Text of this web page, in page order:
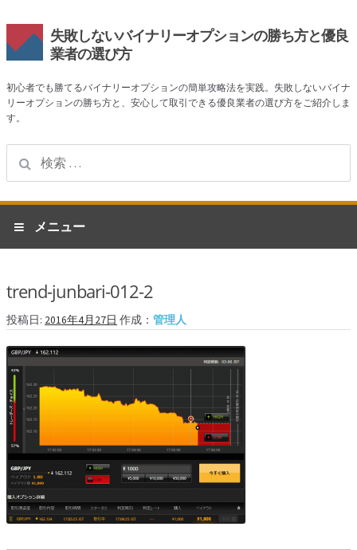
失敗しないバイナリーオプションの勝ち方と優良
業者の選び方
初心者でも勝てるバイナリーオプションの簡単攻略法を実践。失敗しないバイナ
リーオプションの勝ち方と、安心して取引できる優良業者の選び方をご紹介しま
す。
ナ
ビ
ゲ
シ
ン
へ
ス
キ
ッ
プ
コ
ン
テ
ツ
ス
キ
ッ
プ
メニュー
業者一覧
ハイローオーストラリア
オプションビット
ファイブスターズオプション
初心者講座
基本ルール・取引のしかた
トレンドを見極める
trend-junbari-012-2
投稿日: 2016年4月27日 作成： 管理人